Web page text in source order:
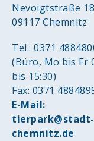
Nevoigtstraße 18
09117 Chemnitz
Tel.: 0371
(Büro, Mo bis Fr
bis 15:30)
Fax: 0371
E-Mail:
tierpark@stadt-
chemnitz.de